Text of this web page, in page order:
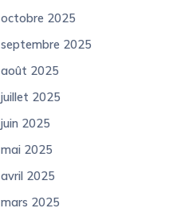
octobre 2025
septembre 2025
août 2025
juillet 2025
juin 2025
mai 2025
avril 2025
mars 2025